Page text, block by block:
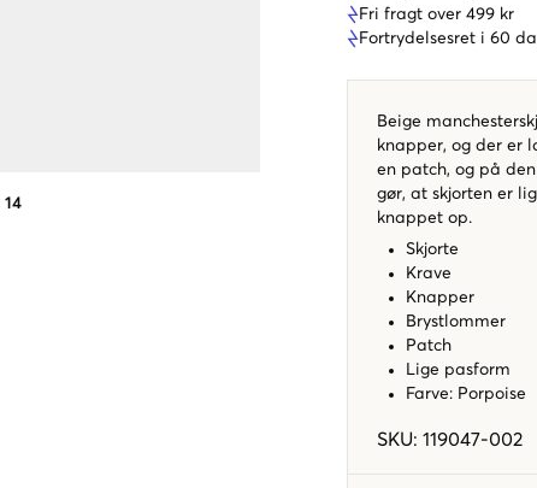
14
Fri fragt over 499 kr
Fortrydelsesret i 60
Beige
knapper, og der er
en patch, og på
gør, at skjorten er
knappet op.
Skjorte
Krave
Knapper
Brystlommer
Patch
Lige pasform
Farve: Porpoise
SKU: 119047-002